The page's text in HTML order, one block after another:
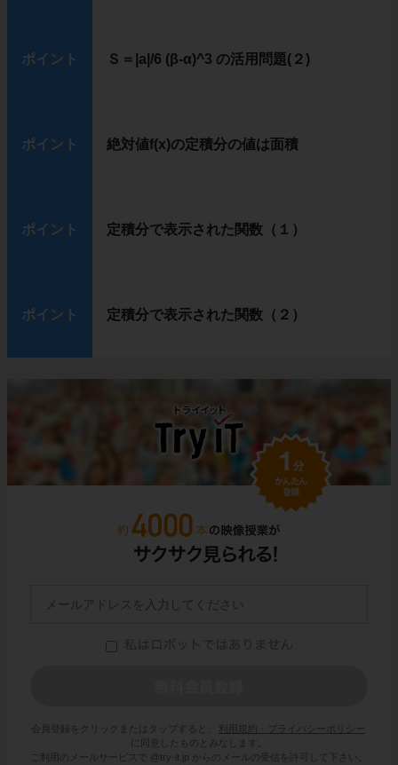
ポイント Ｓ＝|a|/6 (β-α)^3 の活用問題(２)
ポイント 絶対値f(x)の定積分の値は面積
ポイント 定積分で表示された関数（１）
ポイント 定積分で表示された関数（２）
会員登録をクリックまたはタップすると、
利用規約・プライバシーポリシー
に同意したものとみなします。
ご利用のメールサービスで @try-it.jp からのメールの受信を許可して下さい。